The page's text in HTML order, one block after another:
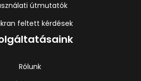
útmutatók
feltett kérdések
Rólunk